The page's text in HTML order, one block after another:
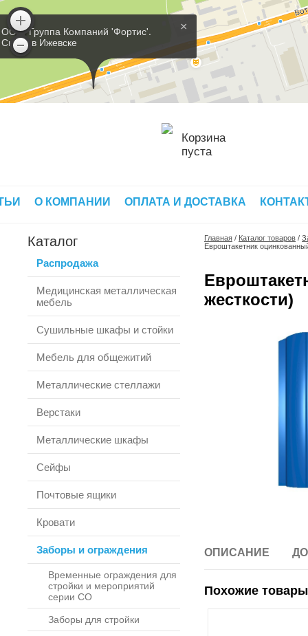
×
ООО 'Группа Компаний 'Фортис'.
Склад в Ижевске
Корзина
пуста
О КОМПАНИИ ОПЛАТА И ДОСТАВКА
Каталог
Распродажа
Медицинская металлическая
мебель
Сушильные шкафы и стойки
Мебель для общежитий
Металлические стеллажи
Верстаки
Металлические шкафы
Сейфы
Почтовые ящики
Кровати
Заборы и ограждения
Временные ограждения для
стройки и мероприятий
серии СО
Заборы для стройки
Главная / Каталог товаров /
Евроштакетник
жесткости)
ОПИСАНИЕ
Похожие